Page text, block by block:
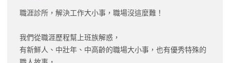
職涯診所，解決工作大小事，職場沒這麼難！
我們從職涯歷程幫上班族解惑，
有新鮮人、中壯年、中高齡的職場大小事，也有優秀特殊的